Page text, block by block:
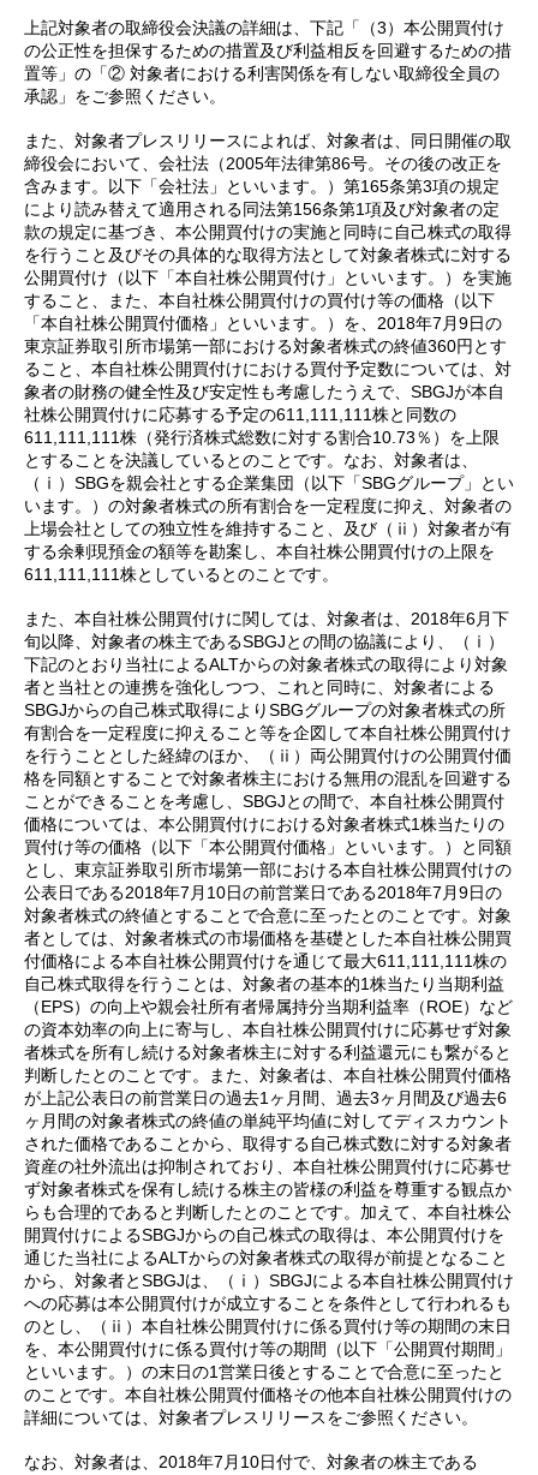
上記対象者の取締役会決議の詳細は、下記「（3）本公開買付け
の公正性を担保するための措置及び利益相反を回避するための措
置等」の「② 対象者における利害関係を有しない取締役全員の
承認」をご参照ください。
また、対象者プレスリリースによれば、対象者は、同日開催の取
締役会において、会社法（2005年法律第86号。その後の改正を
含みます。以下「会社法」といいます。）第165条第3項の規定
により読み替えて適用される同法第156条第1項及び対象者の定
款の規定に基づき、本公開買付けの実施と同時に自己株式の取得
を行うこと及びその具体的な取得方法として対象者株式に対する
公開買付け（以下「本自社株公開買付け」といいます。）を実施
すること、また、本自社株公開買付けの買付け等の価格（以下
「本自社株公開買付価格」といいます。）を、2018年7月9日の
東京証券取引所市場第一部における対象者株式の終値360円とす
ること、本自社株公開買付けにおける買付予定数については、対
象者の財務の健全性及び安定性も考慮したうえで、SBGJが本自
社株公開買付けに応募する予定の611,111,111株と同数の
611,111,111株（発行済株式総数に対する割合10.73％）を上限
とすることを決議しているとのことです。なお、対象者は、
（ⅰ）SBGを親会社とする企業集団（以下「SBGグループ」とい
います。）の対象者株式の所有割合を一定程度に抑え、対象者の
上場会社としての独立性を維持すること、及び（ⅱ）対象者が有
する余剰現預金の額等を勘案し、本自社株公開買付けの上限を
611,111,111株としているとのことです。
また、本自社株公開買付けに関しては、対象者は、2018年6月下
旬以降、対象者の株主であるSBGJとの間の協議により、（ⅰ）
下記のとおり当社によるALTからの対象者株式の取得により対象
者と当社との連携を強化しつつ、これと同時に、対象者による
SBGJからの自己株式取得によりSBGグループの対象者株式の所
有割合を一定程度に抑えること等を企図して本自社株公開買付け
を行うこととした経緯のほか、（ⅱ）両公開買付けの公開買付価
格を同額とすることで対象者株主における無用の混乱を回避する
ことができることを考慮し、SBGJとの間で、本自社株公開買付
価格については、本公開買付けにおける対象者株式1株当たりの
買付け等の価格（以下「本公開買付価格」といいます。）と同額
とし、東京証券取引所市場第一部における本自社株公開買付けの
公表日である2018年7月10日の前営業日である2018年7月9日の
対象者株式の終値とすることで合意に至ったとのことです。対象
者としては、対象者株式の市場価格を基礎とした本自社株公開買
付価格による本自社株公開買付けを通じて最大611,111,111株の
自己株式取得を行うことは、対象者の基本的1株当たり当期利益
（EPS）の向上や親会社所有者帰属持分当期利益率（ROE）など
の資本効率の向上に寄与し、本自社株公開買付けに応募せず対象
者株式を所有し続ける対象者株主に対する利益還元にも繋がると
判断したとのことです。また、対象者は、本自社株公開買付価格
が上記公表日の前営業日の過去1ヶ月間、過去3ヶ月間及び過去6
ヶ月間の対象者株式の終値の単純平均値に対してディスカウント
された価格であることから、取得する自己株式数に対する対象者
資産の社外流出は抑制されており、本自社株公開買付けに応募せ
ず対象者株式を保有し続ける株主の皆様の利益を尊重する観点か
らも合理的であると判断したとのことです。加えて、本自社株公
開買付けによるSBGJからの自己株式の取得は、本公開買付けを
通じた当社によるALTからの対象者株式の取得が前提となること
から、対象者とSBGJは、（ⅰ）SBGJによる本自社株公開買付け
への応募は本公開買付けが成立することを条件として行われるも
のとし、（ⅱ）本自社株公開買付けに係る買付け等の期間の末日
を、本公開買付けに係る買付け等の期間（以下「公開買付期間」
といいます。）の末日の1営業日後とすることで合意に至ったと
のことです。本自社株公開買付価格その他本自社株公開買付けの
詳細については、対象者プレスリリースをご参照ください。
なお、対象者は、2018年7月10日付で、対象者の株主である